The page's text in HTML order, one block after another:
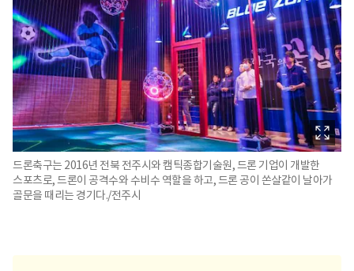
드론축구는 2016년 전북 전주시와 캠틱종합기술원, 드론 기업이 개발한
스포츠로, 드론이 공격수와 수비수 역할을 하고, 드론 공이 쏜살같이 날아가
골문을 때리는 경기다./전주시